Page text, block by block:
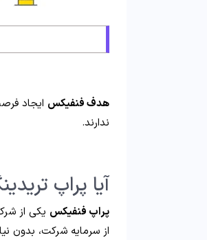
هدف فنفیکس ایجاد
ندارند.
آیا پراپ
پراپ فنفیکس یکی از
از سرمایه شرکت، بدون